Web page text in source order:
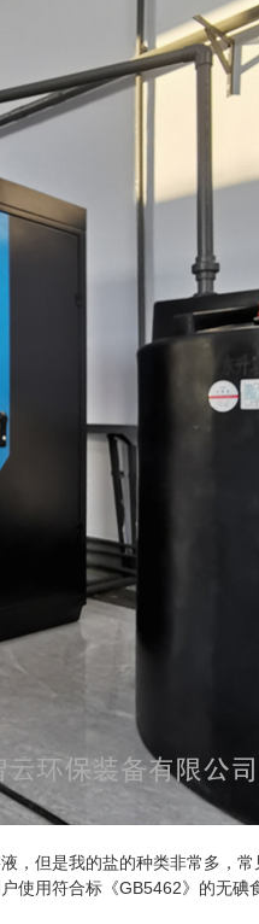
但是我的盐的种类非常多，常
使用符合标《GB5462》的无